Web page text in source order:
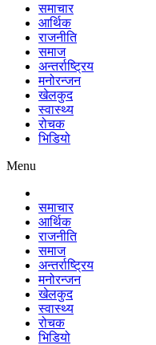
समाचार
आर्थिक
राजनीति
समाज
अन्तर्राष्ट्रिय
मनोरन्जन
खेलकुद
स्वास्थ्य
रोचक
भिडियो
Menu
समाचार
आर्थिक
राजनीति
समाज
अन्तर्राष्ट्रिय
मनोरन्जन
खेलकुद
स्वास्थ्य
रोचक
भिडियो